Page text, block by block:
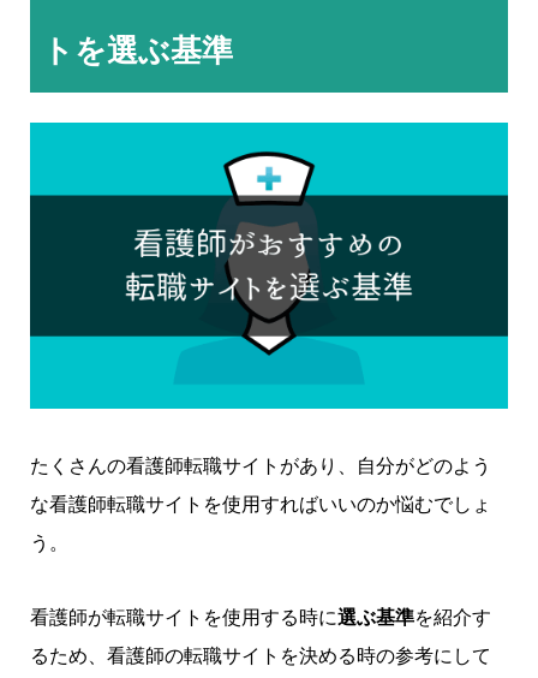
トを選ぶ基準
たくさんの看護師転職サイトがあり、自分がどのよう
な看護師転職サイトを使用すればいいのか悩むでしょ
う。
看護師が転職サイトを使用する時に選ぶ基準を紹介す
るため、看護師の転職サイトを決める時の参考にして